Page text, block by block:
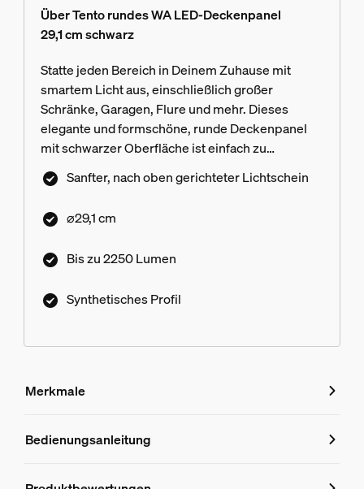
Über Tento rundes WA LED-Deckenpanel
29,1 cm schwarz
Statte jeden Bereich in Deinem Zuhause mit
smartem Licht aus, einschließlich großer
Schränke, Garagen, Flure und mehr. Dieses
elegante und formschöne, runde Deckenpanel
mit schwarzer Oberfläche ist einfach zu
installieren und sieht überall gut aus.
Sanfter, nach oben gerichteter Lichtschein
⌀29,1 cm
Bis zu 2250 Lumen
Synthetisches Profil
Merkmale
Merkmale
Bedienungsanleitung